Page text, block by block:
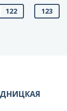
122 123